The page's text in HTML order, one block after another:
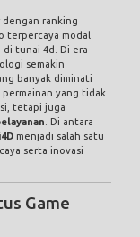
ranking
terpercaya modal
di tunai 4d. Di era
semakin
banyak diminati
permainan yang tidak
tetapi juga
. Di antara
menjadi salah satu
serta inovasi
Game